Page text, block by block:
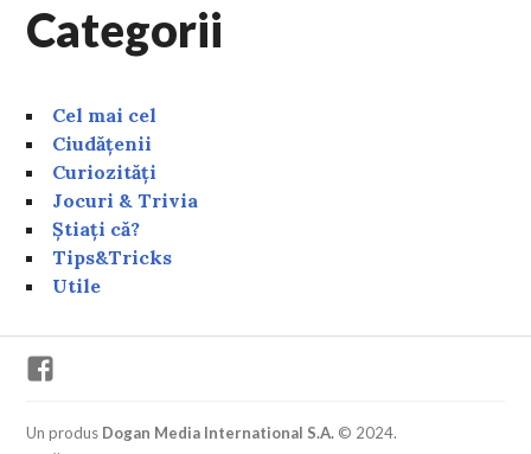
Categorii
Cel mai cel
Ciudățenii
Curiozități
Jocuri & Trivia
Știați că?
Tips&Tricks
Utile
Un produs Dogan Media International S.A. © 2024.